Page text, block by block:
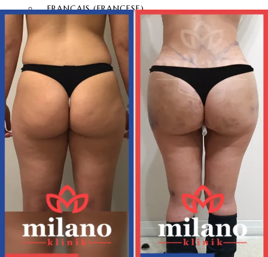
FRANÇAIS(FRANCESE)
SPAGNOLO
РУССКИЙ(RUSSO